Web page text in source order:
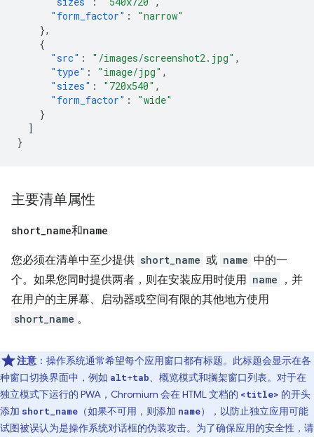
"form_factor" :
"narrow"
},
{
"src" : "/images/screenshot2.jpg" ,
"type" : "image/jpg" ,
"sizes" : "720x540" ,
"form_factor" :
"wide"
}
]
}
主要清单属性
short_name和name
您必须在清单中至少提供 short_name 或 name 中的一
个。如果您同时提供两者，则在安装应用时使用 name
，并
在用户的主屏幕、启动器或空间有限的其他地方使用
short_name 。
注意 ：操作系统通常希望每个应用窗口都有标题。此标题会显示在各
种窗口切换界面中，例如 alt+tab、概览模式和搁架窗口列表。对于在
独立模式下运行的 PWA，Chromium 会在 HTML 文档的 <title> 的开头
添加 short_name （如果不可用，则添加 name），以防止独立应用可能
试图被误认为是操作系统对话框的伪装攻击。为了确保应用的安全性，请